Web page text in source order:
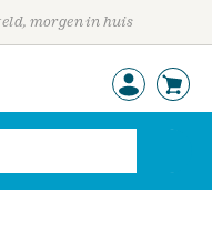
morgen in huis